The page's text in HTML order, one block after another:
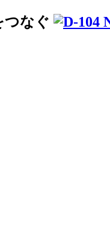
つなぐ